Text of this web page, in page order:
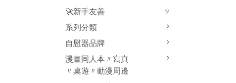
🚀新手友善
9
系列分類
自慰器品牌
漫畫同人本〃寫真
〃桌遊〃動漫周邊